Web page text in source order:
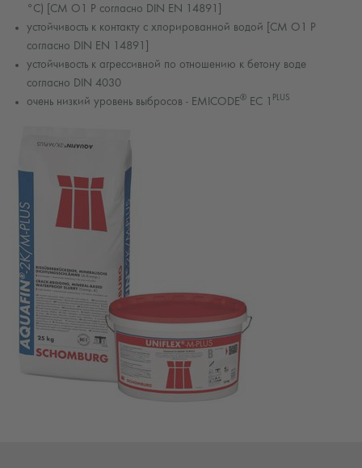
°C) [CM O1 P согласно DIN EN 14891]
устойчивость к контакту с хлорированной водой [CM O1 P
согласно DIN EN 14891]
устойчивость к агрессивной по отношению к бетону воде
согласно DIN 4030
очень низкий уровень выбросов - EMICODE®EC 1 PLUS